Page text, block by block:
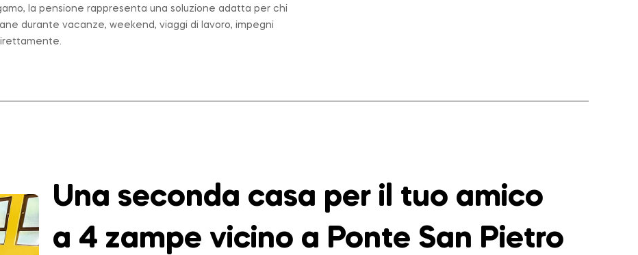
la pensione rappresenta una soluzione adatta per chi
durante vacanze, weekend, viaggi di lavoro, impegni
Una seconda casa per il tuo amico
a 4 zampe vicino a Ponte San Pietro